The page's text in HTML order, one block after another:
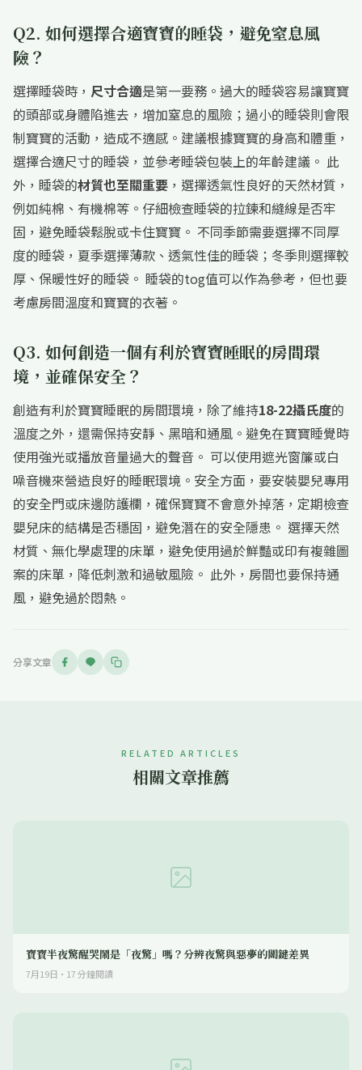
Q2. 如何選擇合適寶寶的睡袋，避免窒息風
險？
選擇睡袋時， 尺寸合適是第一要務。過大的睡袋容易讓寶寶
的頭部或身體陷進去，增加窒息的風險；過小的睡袋則會限
制寶寶的活動，造成不適感。建議根據寶寶的身高和體重，
選擇合適尺寸的睡袋，並參考睡袋包裝上的年齡建議。 此
外，睡袋的材質也至關重要 ，選擇透氣性良好的天然材質，
例如純棉、有機棉等。仔細檢查睡袋的拉鍊和縫線是否牢
固，避免睡袋鬆脫或卡住寶寶。 不同季節需要選擇不同厚
度的睡袋，夏季選擇薄款、透氣性佳的睡袋；冬季則選擇較
厚、保暖性好的睡袋。 睡袋的tog值可以作為參考，但也要
考慮房間溫度和寶寶的衣著。
Q3. 如何創造一個有利於寶寶睡眠的房間環
境，並確保安全？
創造有利於寶寶睡眠的房間環境，除了維持18-22攝氏度的
溫度之外，還需保持安靜、黑暗和通風。避免在寶寶睡覺時
使用強光或播放音量過大的聲音。 可以使用遮光窗簾或白
噪音機來營造良好的睡眠環境。安全方面，要安裝嬰兒專用
的安全門或床邊防護欄，確保寶寶不會意外掉落，定期檢查
嬰兒床的結構是否穩固，避免潛在的安全隱患。 選擇天然
材質、無化學處理的床單，避免使用過於鮮豔或印有複雜圖
案的床單，降低刺激和過敏風險。 此外，房間也要保持通
風，避免過於悶熱。
分享文章
RELATED ARTICLES
相關文章推薦
寶寶半夜驚醒哭鬧是「夜驚」嗎？分辨夜驚與惡夢的關鍵差異
7月19日 · 17分鐘閱讀